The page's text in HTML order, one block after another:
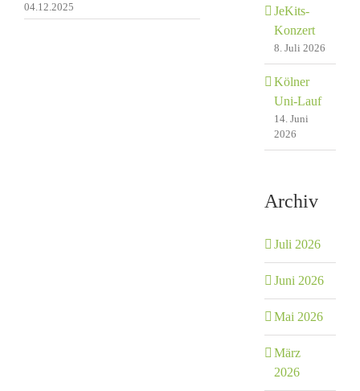
04.12.2025
JeKits-
Konzert
8. Juli 2026
Kölner
Uni-Lauf
14. Juni
2026
Archiv
Juli 2026
Juni 2026
Mai 2026
März
2026